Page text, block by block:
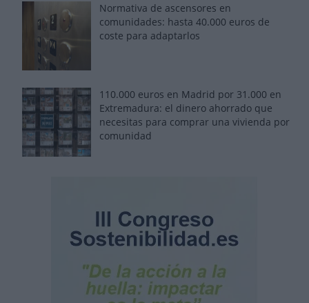
Normativa de ascensores en
comunidades: hasta 40.000 euros de
coste para adaptarlos
110.000 euros en Madrid por 31.000 en
Extremadura: el dinero ahorrado que
necesitas para comprar una vivienda por
comunidad